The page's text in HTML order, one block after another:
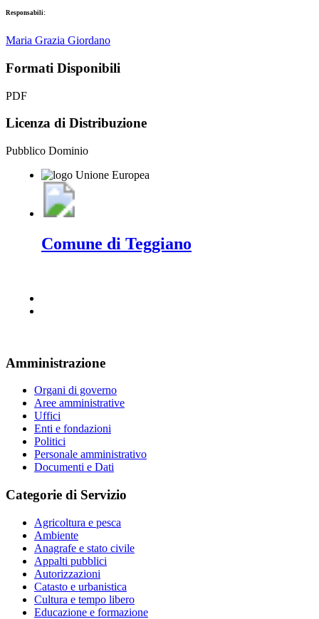
Responsabili:
Maria Grazia Giordano
Formati Disponibili
PDF
Licenza di Distribuzione
Pubblico Dominio
Comune di Teggiano
Amministrazione
Organi di governo
Aree amministrative
Uffici
Enti e fondazioni
Politici
Personale amministrativo
Documenti e Dati
Categorie di Servizio
Agricoltura e pesca
Ambiente
Anagrafe e stato civile
Appalti pubblici
Autorizzazioni
Catasto e urbanistica
Cultura e tempo libero
Educazione e formazione